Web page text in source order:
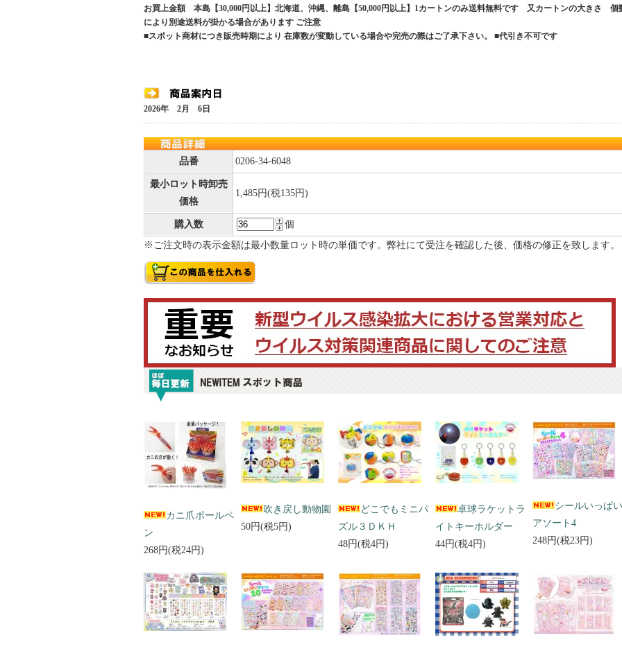
お買上金額 本島【30,000円以上】北海道、沖縄、離島【50,000円以上】1カートンのみ送料無料です 又カートンの大きさ 個
により別途送料が掛かる場合があります ご注意
■スポット商材につき販売時期により 在庫数が変動している場合や完売の際はご了承下さい。 ■代引き不可です
2026年 2月 6日
品番 0206-34-6048
最小ロット時卸売
価格
1,485円(税135円)
購入数
個
※ご注文時の表示金額は最小数量ロット時の単価です。弊社にて受注を確認した後、価格の修正を致します。
カニ爪ボールペ
ン
268円(税24円)
吹き戻し動物園
50円(税5円)
どこでもミニパ
ズル３ＤＫＨ
48円(税4円)
卓球ラケットラ
イトキーホルダー
44円(税4円)
シールいっぱい
アソート4
248円(税23円)